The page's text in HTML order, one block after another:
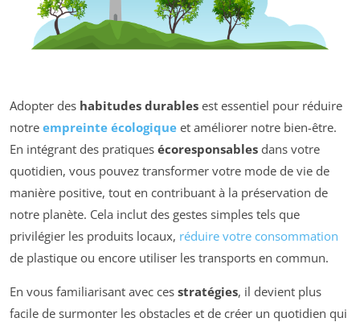
Adopter des habitudes durables est essentiel pour réduire
notre empreinte écologique et améliorer notre bien-être.
En intégrant des pratiques écoresponsables dans votre
quotidien, vous pouvez transformer votre mode de vie de
manière positive, tout en contribuant à la préservation de
notre planète. Cela inclut des gestes simples tels que
privilégier les produits locaux, réduire votre consommation
de plastique ou encore utiliser les transports en commun.
En vous familiarisant avec ces stratégies, il devient plus
facile de surmonter les obstacles et de créer un quotidien qui